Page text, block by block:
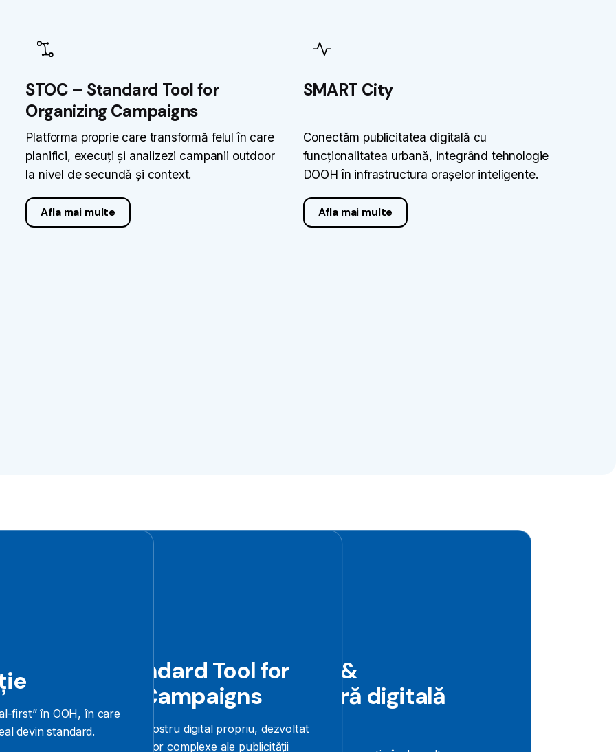
STOC – Standard Tool for
Organizing Campaigns
Platforma proprie care transformă felul în care
planifici, execuți și analizezi campanii outdoor
la nivel de secundă și context.
Afla mai multe
SMART City
Conectăm publicitatea digitală cu
funcționalitatea urbană, integrând tehnologie
DOOH în infrastructura orașelor inteligente.
Afla mai multe
first” în OOH, în care
devin standard.
STOC – Standard Tool for
Organizing Campaigns
STOC este ecosistemul nostru digital propriu, dezvoltat
pentru a răspunde nevoilor complexe ale publicității
SMART City &
infrastructură digitală
urbană